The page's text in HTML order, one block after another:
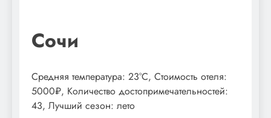
Сочи
Средняя температура: 23°C, Стоимость отеля:
5000₽, Количество достопримечательностей:
43, Лучший сезон: лето